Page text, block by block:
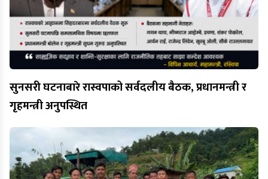
सुनसरी घटनाबारे रास्वपाको सर्वदलीय बैठक, प्रधानमन्त्री र
गृहमन्त्री अनुपस्थित